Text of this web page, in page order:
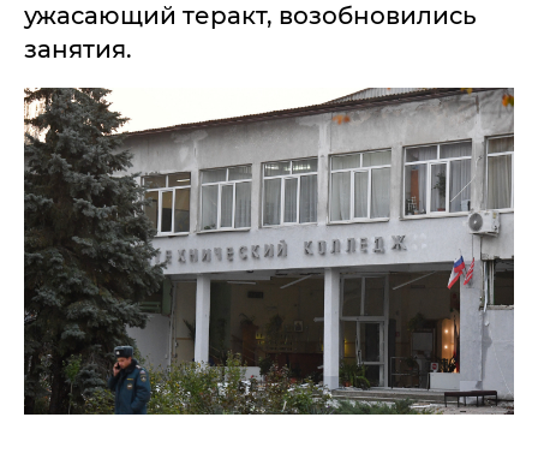
ужасающий теракт, возобновились
занятия.